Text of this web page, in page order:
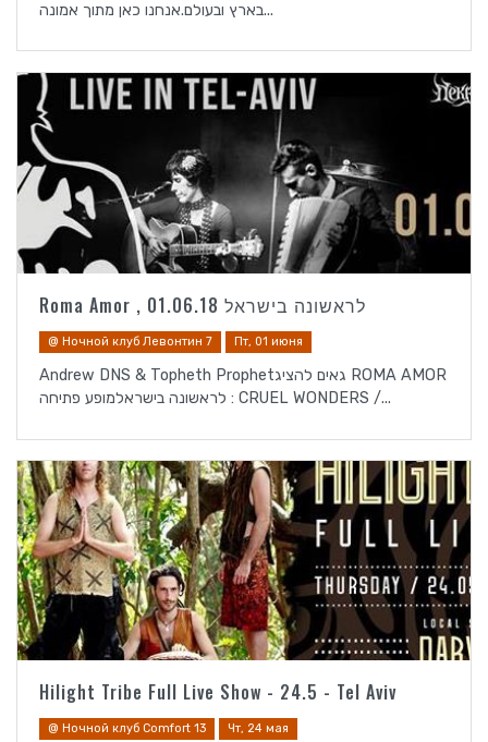
בארץ ובעולם.אנחנו כאן מתוך אמונה...
Roma Amor , לראשונה בישראל 01.06.18
@ Ночной клуб Левонтин 7 Пт, 01 июня
Andrew DNS & Topheth Prophetגאים להציג ROMA AMOR
לראשונה בישראלמופע פתיחה : CRUEL WONDERS /...
Hilight Tribe Full Live Show - 24.5 - Tel Aviv
@ Ночной клуб Comfort 13 Чт, 24 мая